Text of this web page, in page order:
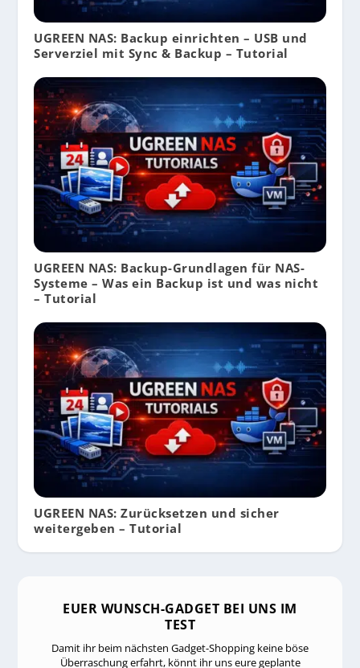
UGREEN NAS: Backup einrichten – USB und
Serverziel mit Sync & Backup – Tutorial
UGREEN NAS: Backup-Grundlagen für NAS-
Systeme – Was ein Backup ist und was nicht
– Tutorial
UGREEN NAS: Zurücksetzen und sicher
weitergeben – Tutorial
EUER WUNSCH-GADGET BEI UNS IM
TEST
Damit ihr beim nächsten Gadget-Shopping keine böse
Überraschung erfahrt, könnt ihr uns eure geplante